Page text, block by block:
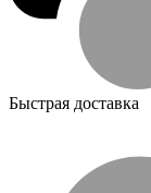
Быстрая доставка